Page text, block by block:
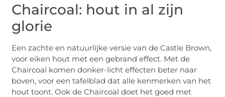
Chaircoal: hout in al zijn
glorie
Een zachte en natuurlijke versie van de Castle Brown,
voor eiken hout met een gebrand effect. Met de
Chaircoal komen donker-licht effecten beter naar
boven, voor een tafelblad dat alle kenmerken van het
hout toont. Ook de Chaircoal doet het goed met